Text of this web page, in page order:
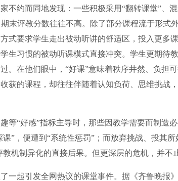
约而同地发现：一些积极采用“翻转课堂”、混
末评教分数往往不高。除了部分课程流于形式
式要求学生走出被动听讲的舒适区，投入更多
生习惯的被动听课模式直接冲突。学生更期待
。在他们眼中，“好课”意味着秩序井然、负担
获的课程，却往往伴随着认知负荷、思维挑战
“好感”指标主导时，那些因教学需要而制造
”，便遭到“系统性惩罚”；而放弃挑战、投其所
机制异化的直接后果。但更深层的危机，并不
起引发全网热议的课堂事件。据《齐鲁晚报